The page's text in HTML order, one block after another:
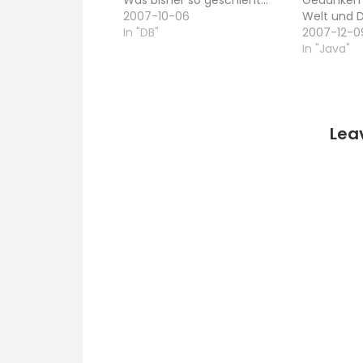
2007-10-06
In "DB"
Welt und
2007-12-
In "Java"